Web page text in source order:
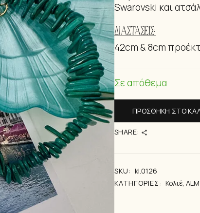
Swarovski και
ΔΙΑΣΤΆΣΕΙΣ:
42cm & 8cm
Σε απόθεμα
ΠΡΟΣΘΉΚΗ ΣΤΟ
SHARE:
SKU: kl.0126
ΚΑΤΗΓΟΡΊΕΣ: Κολιέ,